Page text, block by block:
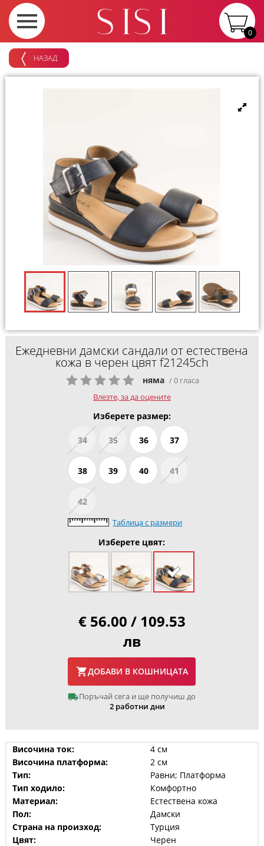
0
НАЗАД
Ежедневни дамски сандали от естествена
кожа в черен цвят f21245ch
няма / 0 гласа
Влезте, за да оцените
Изберете размер:
34 35 36 37
38 39 40 41
42
Таблица с размери
Изберете цвят:
€ 56.00 / 109.53
лв
ДОБАВИ В КОШНИЦАТА
Поръчай сега и ще получиш до
2 работни дни
Височина ток:
4 см
Височина платформа:
2 см
Тип:
Равни; Платформа
Тип ходило:
Комфортно
Материал:
Естествена кожа
Пол:
Дамски
Страна на произход:
Турция
Цвят:
Черен